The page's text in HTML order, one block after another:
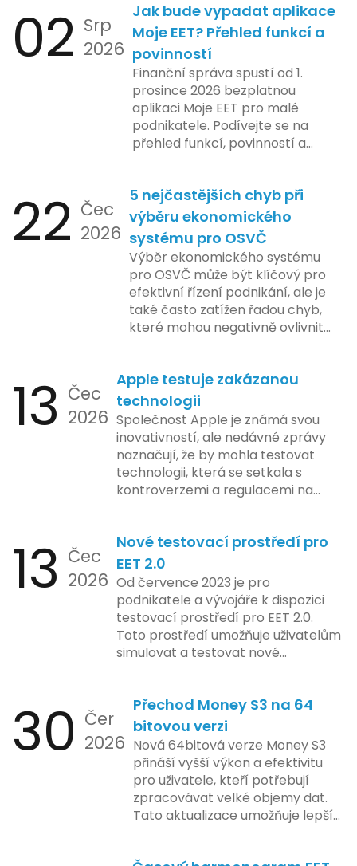
02 Srp
2026
Jak bude vypadat aplikace
Moje EET? Přehled funkcí a
povinností
Finanční správa spustí od 1.
prosince 2026 bezplatnou
aplikaci Moje EET pro malé
podnikatele. Podívejte se na
přehled funkcí, povinností a
22 Čec
2026
5 nejčastějších chyb při
výběru ekonomického
systému pro OSVČ
Výběr ekonomického systému
pro OSVČ může být klíčový pro
efektivní řízení podnikání, ale je
také často zatížen řadou chyb,
které mohou negativně ovlivnit
by se podnikatelé měli vyvarovat.
13 Čec
2026
Apple testuje zakázanou
technologii
Společnost Apple je známá svou
inovativností, ale nedávné zprávy
naznačují, že by mohla testovat
technologii, která se setkala s
kontroverzemi a regulacemi na
implementace funkce, která by
mohla porušovat určité zákonné
limity na ochranu osobních údajů.
Tato technologie se zaměřuje na
pokročilé sledování uživatelských
aktivit, což vyvolalo obavy ohledně
soukromí a ochrany dat uživatelů.
bezpečnost a ochranu spotřebitelů,
regulační orgány různých zemí jsou
na pozoru a sledují vývoj celého
případu velmi bedlivě. Vedení
společnosti zatím neposkytlo
podrobnější informace o
konkrétních záměrech či časové
ose zavedení této technologie.
13 Čec
2026
Nové testovací prostředí pro
EET 2.0
Od července 2023 je pro
podnikatele a vývojáře k dispozici
testovací prostředí pro EET 2.0.
Toto prostředí umožňuje uživatelům
simulovat a testovat nové
kontrolovaném prostředí. Uživatelé
mají možnost předem se seznámit s
aktualizacemi, a tím lépe připravit
své systémy na oficiální zavedení
nového systému.
30 Čer
2026
Přechod Money S3 na 64
bitovou verzi
Nová 64bitová verze Money S3
přináší vyšší výkon a efektivitu
pro uživatele, kteří potřebují
zpracovávat velké objemy dat.
Tato aktualizace umožňuje lepší